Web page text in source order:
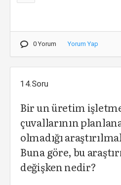
0 Yorum Yorum Yap
14.Soru
Bir un üretim
çuvallarının
olmadığı
Buna göre, bu
değişken nedir?